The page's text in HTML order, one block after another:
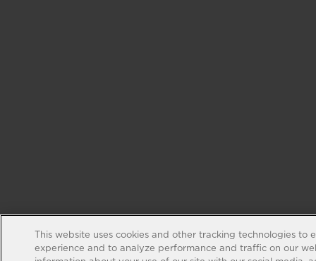
This website uses cookies and other tracking technologies to
experience and to analyze performance and traffic on our